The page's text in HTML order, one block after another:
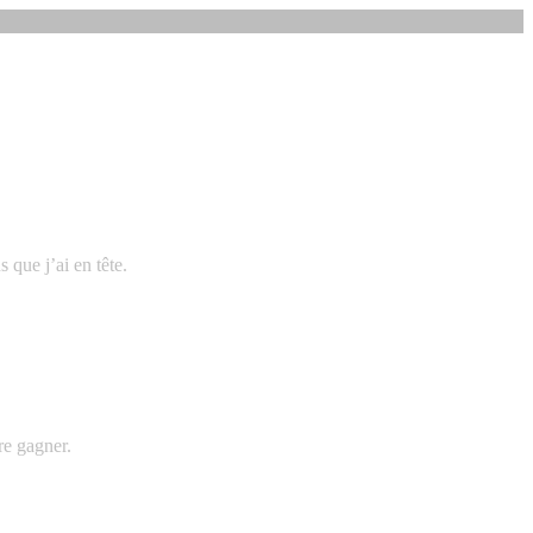
que j’ai en tête.
gagner.